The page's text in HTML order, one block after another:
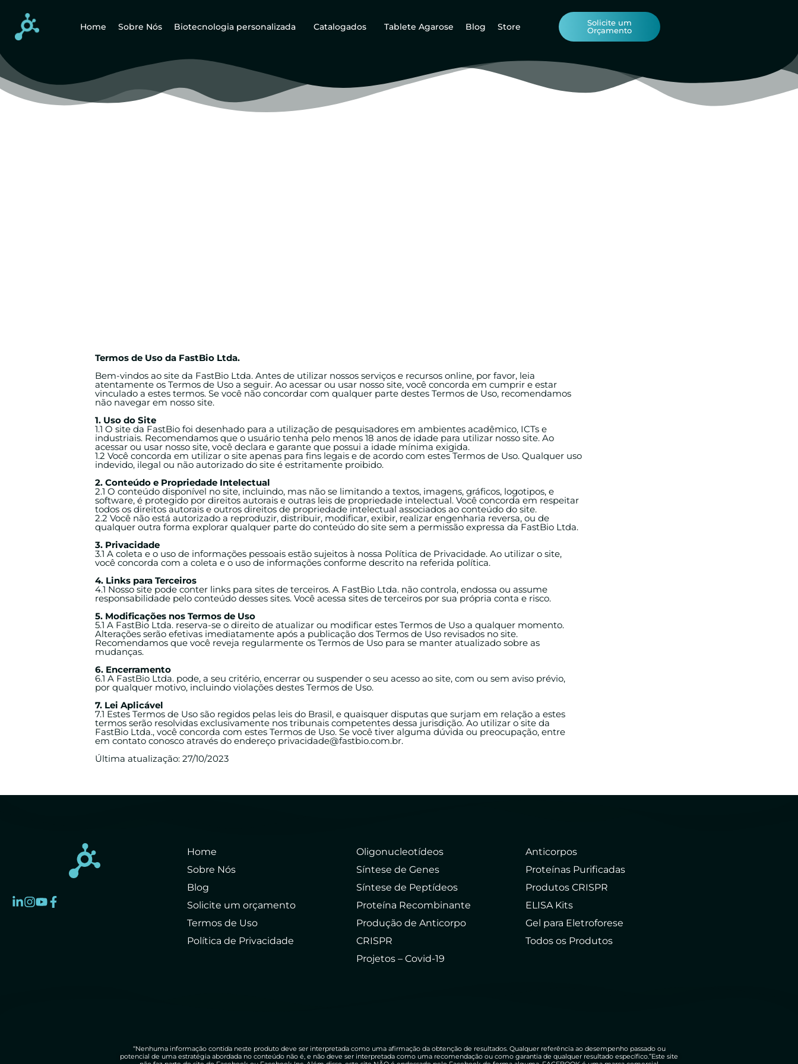
Home Sobre Nós Biotecnologia personalizada Catalogados Tablete Agarose Blog Store
Solicite um
Orçamento
Termos de Uso da FastBio Ltda.
Bem-vindos ao site da FastBio Ltda. Antes de utilizar nossos serviços e recursos online, por favor, leia
atentamente os Termos de Uso a seguir. Ao acessar ou usar nosso site, você concorda em cumprir e estar
vinculado a estes termos. Se você não concordar com qualquer parte destes Termos de Uso, recomendamos
não navegar em nosso site.
1. Uso do Site
1.1 O site da FastBio foi desenhado para a utilização de pesquisadores em ambientes acadêmico, ICTs e
industriais. Recomendamos que o usuário tenha pelo menos 18 anos de idade para utilizar nosso site. Ao
acessar ou usar nosso site, você declara e garante que possui a idade mínima exigida.
1.2 Você concorda em utilizar o site apenas para fins legais e de acordo com estes Termos de Uso. Qualquer uso
indevido, ilegal ou não autorizado do site é estritamente proibido.
2. Conteúdo e Propriedade Intelectual
2.1 O conteúdo disponível no site, incluindo, mas não se limitando a textos, imagens, gráficos, logotipos, e
software, é protegido por direitos autorais e outras leis de propriedade intelectual. Você concorda em respeitar
todos os direitos autorais e outros direitos de propriedade intelectual associados ao conteúdo do site.
2.2 Você não está autorizado a reproduzir, distribuir, modificar, exibir, realizar engenharia reversa, ou de
qualquer outra forma explorar qualquer parte do conteúdo do site sem a permissão expressa da FastBio Ltda.
3. Privacidade
3.1 A coleta e o uso de informações pessoais estão sujeitos à nossa Política de Privacidade. Ao utilizar o site,
você concorda com a coleta e o uso de informações conforme descrito na referida política.
4. Links para Terceiros
4.1 Nosso site pode conter links para sites de terceiros. A FastBio Ltda. não controla, endossa ou assume
responsabilidade pelo conteúdo desses sites. Você acessa sites de terceiros por sua própria conta e risco.
5. Modificações nos Termos de Uso
5.1 A FastBio Ltda. reserva-se o direito de atualizar ou modificar estes Termos de Uso a qualquer momento.
Alterações serão efetivas imediatamente após a publicação dos Termos de Uso revisados no site.
Recomendamos que você reveja regularmente os Termos de Uso para se manter atualizado sobre as
mudanças.
6. Encerramento
6.1 A FastBio Ltda. pode, a seu critério, encerrar ou suspender o seu acesso ao site, com ou sem aviso prévio,
por qualquer motivo, incluindo violações destes Termos de Uso.
7. Lei Aplicável
7.1 Estes Termos de Uso são regidos pelas leis do Brasil, e quaisquer disputas que surjam em relação a estes
termos serão resolvidas exclusivamente nos tribunais competentes dessa jurisdição. Ao utilizar o site da
FastBio Ltda., você concorda com estes Termos de Uso. Se você tiver alguma dúvida ou preocupação, entre
em contato conosco através do endereço privacidade@fastbio.com.br.
Última atualização: 27/10/2023
Home
Sobre Nós
Blog
Solicite um orçamento
Termos de Uso
Política de Privacidade
Oligonucleotídeos
Síntese de Genes
Síntese de Peptídeos
Proteína Recombinante
Produção de Anticorpo
CRISPR
Projetos – Covid-19
Anticorpos
Proteínas Purificadas
Produtos CRISPR
ELISA Kits
Gel para Eletroforese
Todos os Produtos
“Nenhuma informação contida neste produto deve ser interpretada como uma afirmação da obtenção de resultados. Qualquer referência ao desempenho passado ou
potencial de uma estratégia abordada no conteúdo não é, e não deve ser interpretada como uma recomendação ou como garantia de qualquer resultado específico.”Este site